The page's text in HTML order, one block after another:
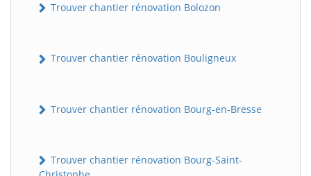
Trouver chantier rénovation Bolozon
Trouver chantier rénovation Bouligneux
Trouver chantier rénovation Bourg-en-Bresse
Trouver chantier rénovation Bourg-Saint-